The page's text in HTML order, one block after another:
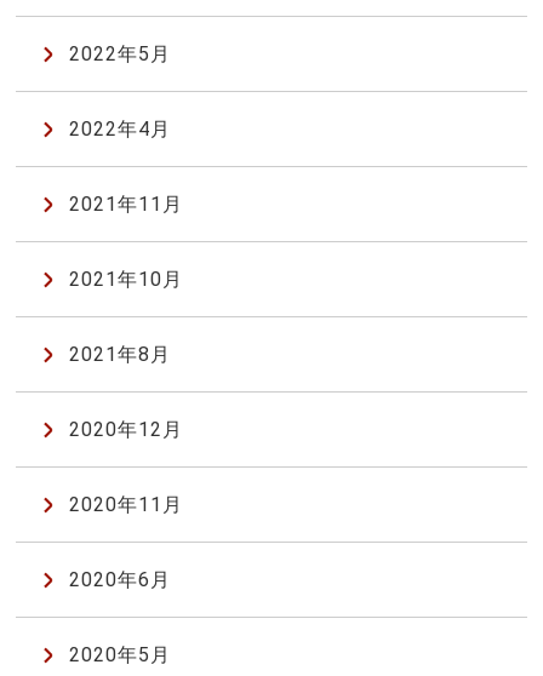
2022年5月
2022年4月
2021年11月
2021年10月
2021年8月
2020年12月
2020年11月
2020年6月
2020年5月